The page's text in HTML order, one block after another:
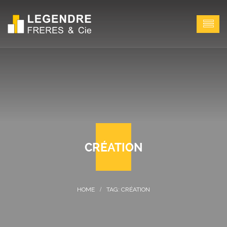
CRÉATION
TAG: CRÉATION